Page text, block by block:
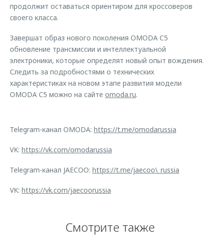
продолжит оставаться ориентиром для кроссоверов
своего класса.
Завершат образ нового поколения OMODA C5
обновление трансмиссии и интеллектуальной
электроники, которые определят новый опыт вождения.
Следить за подробностями о технических
характеристиках на новом этапе развития модели
OMODA C5 можно на сайте omoda.ru.
Telegram-канал OMODA: https://t.me/omodarussia
VK: https://vk.com/omodarussia
Telegram-канал JAECOO: https://t.me/jaecoo\_russia
VK: https://vk.com/jaecoorussia
Смотрите также